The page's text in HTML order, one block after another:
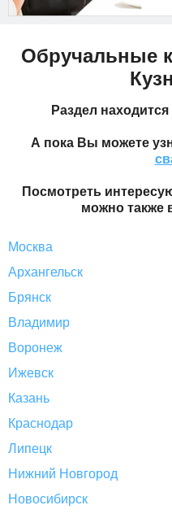
Обручальные
Раздел
А пока Вы можете
Посмотреть
можно также
Москва
Архангельск
Брянск
Владимир
Воронеж
Ижевск
Казань
Краснодар
Липецк
Нижний Новгород
Новосибирск